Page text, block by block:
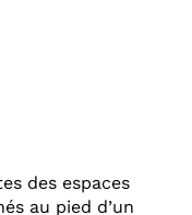
des espaces
au pied d’un